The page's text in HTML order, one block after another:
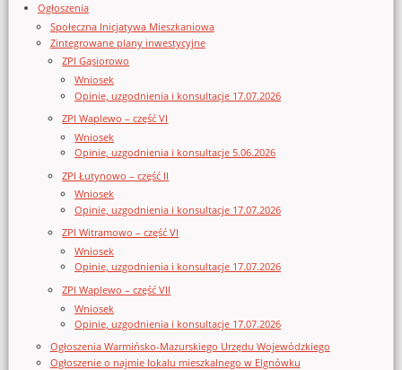
Ogłoszenia
Społeczna Inicjatywa Mieszkaniowa
Zintegrowane plany inwestycyjne
ZPI Gąsiorowo
Wniosek
Opinie, uzgodnienia i konsultacje 17.07.2026
ZPI Waplewo – część VI
Wniosek
Opinie, uzgodnienia i konsultacje 5.06.2026
ZPI Łutynowo – część II
Wniosek
Opinie, uzgodnienia i konsultacje 17.07.2026
ZPI Witramowo – część VI
Wniosek
Opinie, uzgodnienia i konsultacje 17.07.2026
ZPI Waplewo – część VII
Wniosek
Opinie, uzgodnienia i konsultacje 17.07.2026
Ogłoszenia Warmińsko-Mazurskiego Urzędu Wojewódzkiego
Ogłoszenie o najmie lokalu mieszkalnego w Elgnówku